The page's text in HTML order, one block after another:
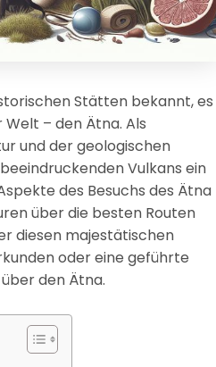
Stätten bekannt, es
– den Ätna. Als
und der geologischen
Vulkans ein
des Besuchs des Ätna
über die besten Routen
diesen majestätischen
oder eine geführte
den Ätna.